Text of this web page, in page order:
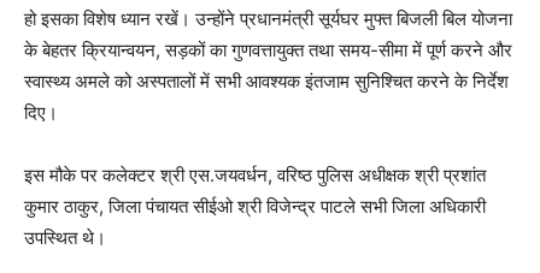
हो इसका विशेष ध्यान रखें। उन्होंने प्रधानमंत्री सूर्यघर मुफ्त बिजली बिल योजना
के बेहतर क्रियान्वयन, सड़कों का गुणवत्तायुक्त तथा समय-सीमा में पूर्ण करने और
स्वास्थ्य अमले को अस्पतालों में सभी आवश्यक इंतजाम सुनिश्चित करने के निर्देश
दिए।
इस मौके पर कलेक्टर श्री एस.जयवर्धन, वरिष्ठ पुलिस अधीक्षक श्री प्रशांत
कुमार ठाकुर, जिला पंचायत सीईओ श्री विजेन्द्र पाटले सभी जिला अधिकारी
उपस्थित थे।